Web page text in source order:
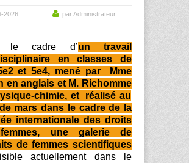
2026 par Administrateur
le cadre d’un travail
en classes de
et 5e4, mené par Mme
en anglais et M. Richomme
chimie, et réalisé au
mars dans le cadre de la
internationale des droits
une galerie de
de femmes scientifiques
actuellement dans le